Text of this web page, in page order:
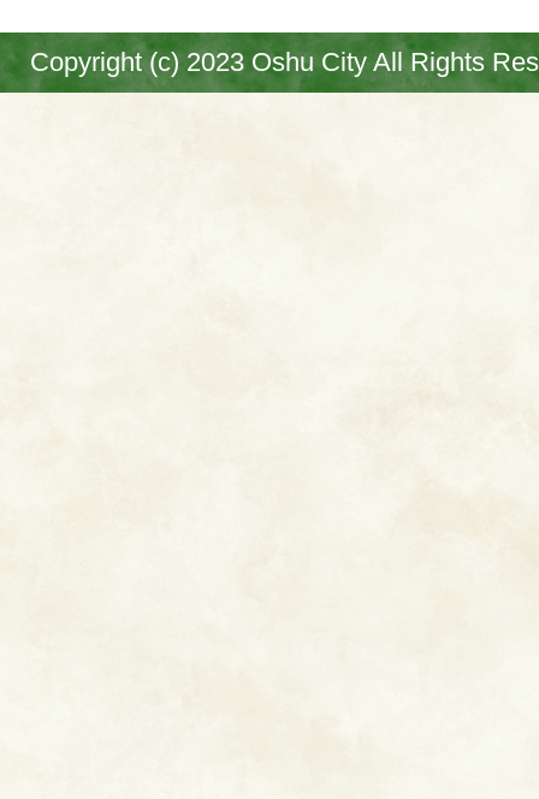
Copyright (c) 2023 Oshu City All Rights